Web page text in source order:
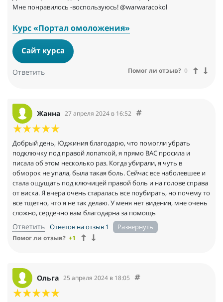
Мне понравилось -воспользуюсь! @warwaracokol
Курс «Портал омоложения»
Сайт курса
Ответить Помог ли отзыв? 0
Жанна 27 апреля 2024 в 16:52
Добрый день, Юджиния благодарю, что помогли убрать
подключку под правой лопаткой, я прямо ВАС просила и
писала об этом несколько раз. Когда убирали, я чуть в
обморок не упала, была такая боль. Сейчас все наболевшее и
стала ощущать под ключицей правой боль и на голове справа
от виска. Я вчера очень старалась все поубирать, но почему то
все тщетно, что я не так делаю. У меня нет видения, мне очень
сложно, сердечно вам благодарна за помощь
Ответить Ответов на отзыв 1
Помог ли отзыв? +1
Ольга 25 апреля 2024 в 18:05